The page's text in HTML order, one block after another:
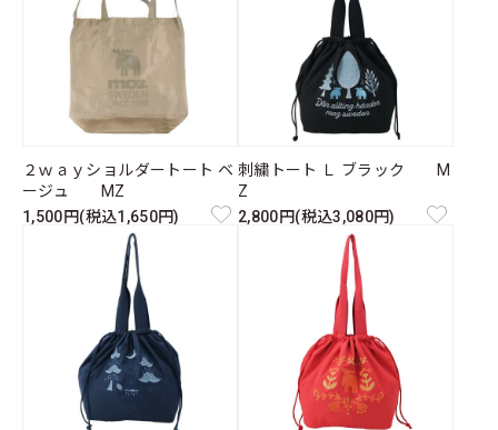
２ｗａｙショルダートート ベ
ージュ MZ
1,500円(税込1,650円)
刺繍トート Ｌ ブラック M
Z
2,800円(税込3,080円)